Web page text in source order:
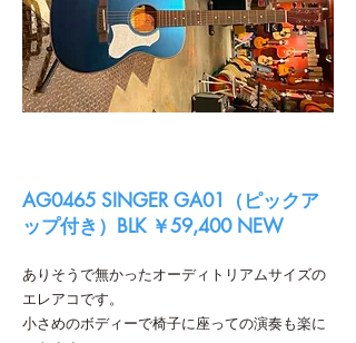
AG0465 SINGER GA01（ピックア
ップ付き）BLK ￥59,400 NEW
ありそうで無かったオーディトリアムサイズの
エレアコです。
小さめのボディーで椅子に座っての演奏も楽に